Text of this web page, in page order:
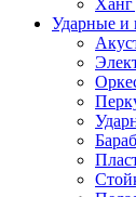
Ударные и